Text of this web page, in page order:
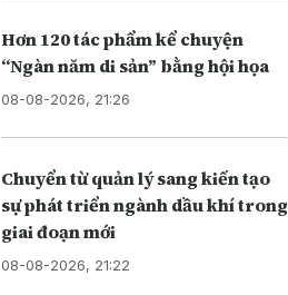
Hơn 120 tác phẩm kể chuyện
“Ngàn năm di sản” bằng hội họa
08-08-2026, 21:26
Chuyển từ quản lý sang kiến tạo
sự phát triển ngành dầu khí trong
giai đoạn mới
08-08-2026, 21:22